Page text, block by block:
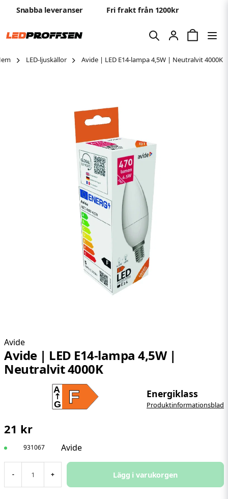
Snabba leveranser Fri frakt från 1200kr
LED-ljuskällor Avide | LED E14-lampa 4,5W | Neutralvit 4000K
Avide
Avide | LED E14-lampa 4,5W |
Neutralvit 4000K
F
A
G
Energiklass
Produktinformationsblad
21 kr
931067 Avide
- + Lägg i varukorgen